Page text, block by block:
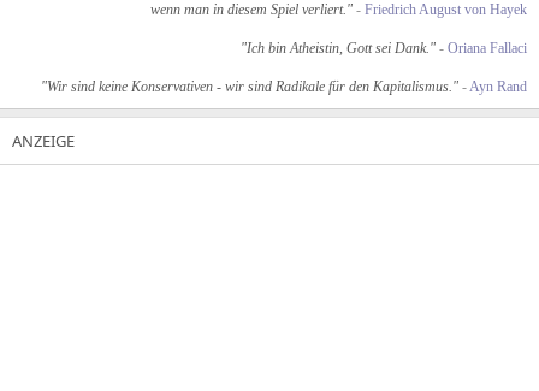
wenn man in diesem Spiel verliert." - Friedrich August von Hayek
"Ich bin Atheistin, Gott sei Dank." - Oriana Fallaci
"Wir sind keine Konservativen - wir sind Radikale für den Kapitalismus." -Ayn Rand